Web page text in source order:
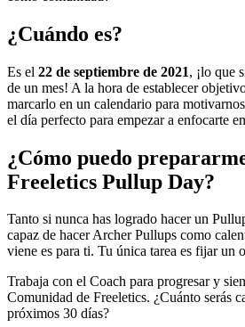
¿Cuándo es?
Es el 22 de septiembre de 2021, ¡lo que
de un mes! A la hora de establecer
marcarlo en un calendario para
el día perfecto para empezar a enfocarte
¿Cómo puedo
Freeletics Pullup Day?
Tanto si nunca has logrado hacer un
capaz de hacer Archer Pullups como
viene es para ti. Tu única tarea es fijar un
Trabaja con el Coach para progresar y
Comunidad de Freeletics. ¿Cuánto serás
próximos 30 días?